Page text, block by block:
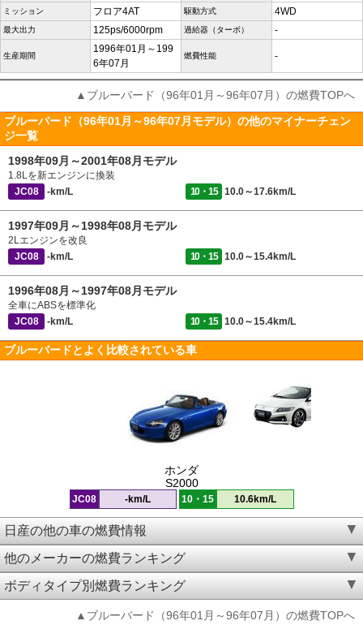
ミッション フロア4AT 駆動方式 4WD
最大出力 125ps/6000rpm 過給器（ターボ） -
生産期間
1996年01月～199
6年07月
燃費性能 -
▲ブルーバード（96年01月～96年07月）の燃費TOPへ
ブルーバード（96年01月～96年07月モデル）の他のマイナーチェン
ジ一覧
1998年09月～2001年08月モデル
1.8Lを新エンジンに換装
JC08
-km/L 10・15 10.0～17.6km/L
1997年09月～1998年08月モデル
2Lエンジンを改良
JC08
-km/L 10・15 10.0～15.4km/L
1996年08月～1997年08月モデル
全車にABSを標準化
JC08
-km/L 10・15 10.0～15.4km/L
ブルーバードとよく比較されている車
ホンダ
S2000
JC08 -km/L 10・15 10.6km/L
日産の他の車の燃費情報
他のメーカーの燃費ランキング
ボディタイプ別燃費ランキング
▲ブルーバード（96年01月～96年07月）の燃費TOPへ